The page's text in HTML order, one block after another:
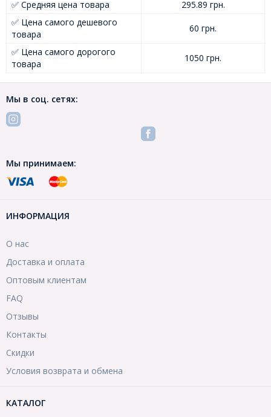
✅ Средняя цена товара
295.89 грн.
✅ Цена самого дешевого
товара
60 грн.
✅ Цена самого дорогого
товара
1050 грн.
Мы в соц. сетях:
Мы принимаем:
ИНФОРМАЦИЯ
О нас
Доставка и оплата
Оптовым клиентам
FAQ
Отзывы
Контакты
Скидки
Условия возврата и обмена
КАТАЛОГ